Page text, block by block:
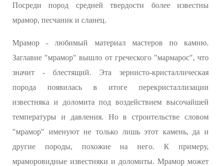
Посреди пород средней твердости более известны
мрамор, песчаник и сланец.
Мрамор - любимый материал мастеров по камню.
Заглавие "мрамор" вышло от греческого "мармарос", что
значит - блестящий. Эта зернисто-кристаллическая
порода появилась в итоге перекристаллизации
известняка и доломита под воздействием высочайшей
температуры и давления. Но в строительстве словом
"мрамор" именуют не только лишь этот камень, да и
другие породы, похожие на него. К примеру,
мраморовидные известняки и доломиты. Мрамор может